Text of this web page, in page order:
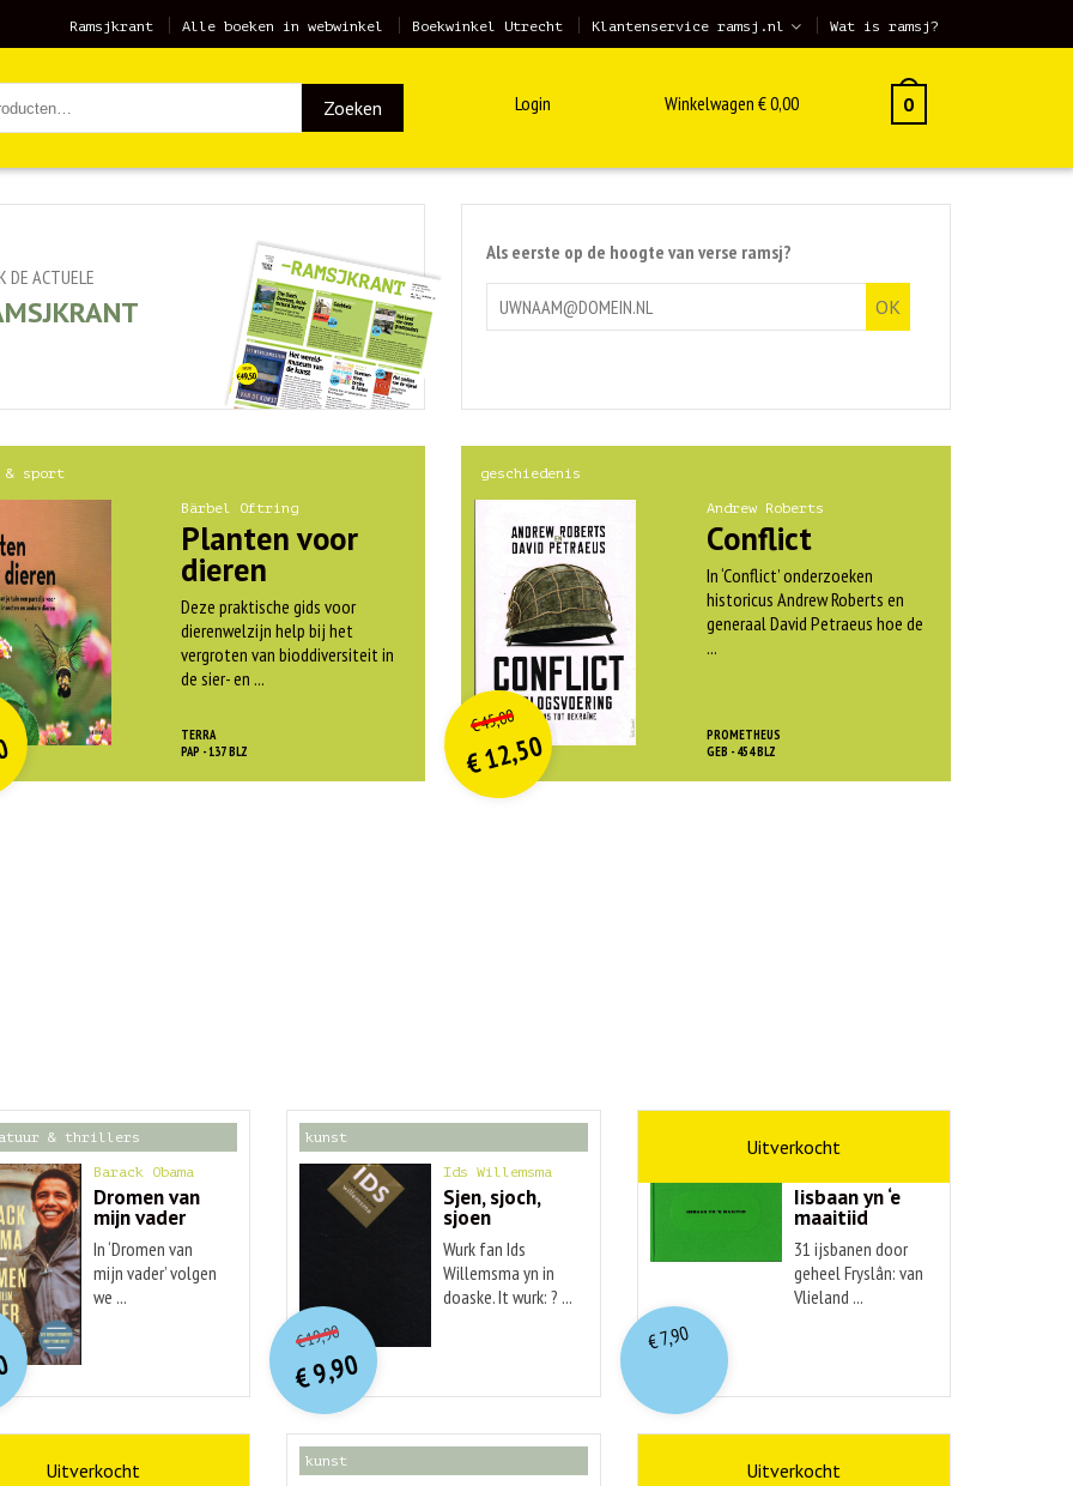
Ramsjkrant Alle boeken in webwinkel Boekwinkel Utrecht Klantenservice ramsj.nl Wat is ramsj?
Zoeken Login Winkelwagen €0,00 0
DE ACTUELE
Als eerste op de hoogte van verse ramsj?
& sport
Bärbel Oftring
Planten voor
dieren
Deze praktische gids voor
dierenwelzijn help bij het
vergroten van bioddiversiteit in
de sier- en ...
TERRA
PAP - 137 BLZ
€ 21,99.
€ 9,90.
geschiedenis
Andrew Roberts
Conflict
In ‘Conflict’ onderzoeken
historicus Andrew Roberts en
generaal David Petraeus hoe de
...
PROMETHEUS
GEB - 454 BLZ
€45,00O
orspr
onkelijke
prijs
was:
€ 45,00.
€12,50
Huidige
prijs
is:€ 12,50.
& thrillers
Barack Obama
Dromen van
mijn vader
In ‘Dromen van
mijn vader’ volgen
we ...
€ 20,00.
€ 9,90.
kunst
Ids Willemsma
Sjen, sjoch,
sjoen
Wurk fan Ids
Willemsma yn in
doaske. It wurk: ? ...
€19,90O
orspr
onkelijke
prijs
was:
€ 19,90.
€9,90
Huidige
prijs
is:
€ 9,90.
Iisbaan yn ‘e
maaitiid
31 ijsbanen door
geheel Fryslân: van
Vlieland ...
€7,90
kunst